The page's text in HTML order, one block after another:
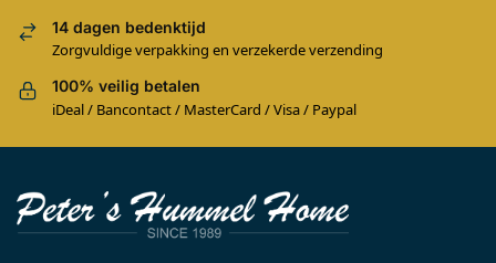
14 dagen bedenktijd
Zorgvuldige verpakking en verzekerde verzending
100% veilig betalen
iDeal / Bancontact / MasterCard / Visa / Paypal